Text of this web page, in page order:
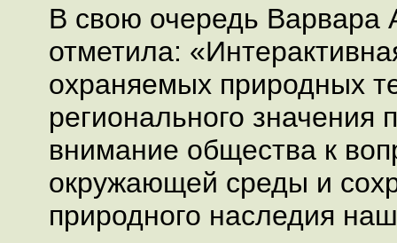
В свою очередь Варвара
отметила:
охраняемых природных
регионального значения
внимание общества к
окружающей среды и
природного наследия